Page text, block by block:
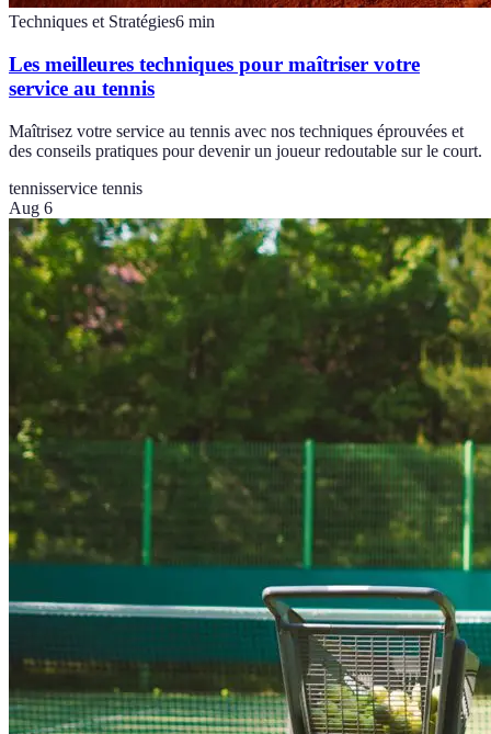
Techniques et Stratégies6 min
Les meilleures techniques pour maîtriser votre
service au tennis
Maîtrisez votre service au tennis avec nos techniques éprouvées et
des conseils pratiques pour devenir un joueur redoutable sur le court.
tennisservice tennis
Aug 6